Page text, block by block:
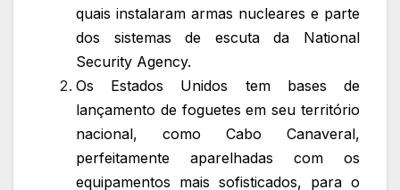
quais instalaram armas nucleares e parte
dos sistemas de escuta da National
Security Agency.
Os Estados Unidos tem bases de
lançamento de foguetes em seu território
nacional, como Cabo Canaveral,
perfeitamente aparelhadas com os
equipamentos mais sofisticados, para o